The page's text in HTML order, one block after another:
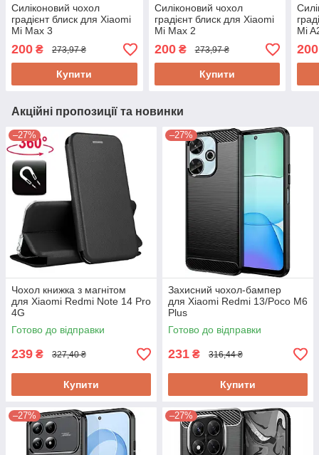
Силіконовий чохол
градієнт блиск для Xiaomi
Mi Max 3
200 ₴ 273,97 ₴
Купити
Силіконовий чохол
градієнт блиск для Xiaomi
Mi Max 2
200₴ 273,97 ₴
Купити
Mi
200
Акційні пропозиції та новинки
–27%
Чохол книжка з магнітом
для Xiaomi Redmi Note 14 Pro
4G
Готово до відправки
239 ₴ 327,40 ₴
Купити
–27%
Захисний чохол-бампер
для Xiaomi Redmi 13/Poco M6
Plus
Готово до відправки
231 ₴ 316,44 ₴
Купити
–27% –27%